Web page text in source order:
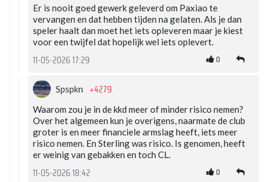
Er is nooit goed gewerk geleverd om Paxiao te
vervangen en dat hebben tijden na gelaten. Als je dan
speler haalt dan moet het iets opleveren maar je kiest
voor een twijfel dat hopelijk wel iets oplevert.
11-05-2026 17:29 0
Spspkn +4279
Waarom zou je in de kkd meer of minder risico nemen?
Over het algemeen kun je overigens, naarmate de club
groter is en meer financiele armslag heeft, iets meer
risico nemen. En Sterling was risico. Is genomen, heeft
er weinig van gebakken en toch CL.
11-05-2026 18:42 0